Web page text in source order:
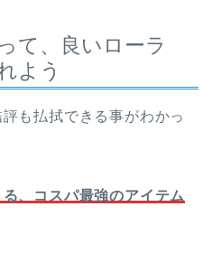
て、良いローラ
よう
も払拭できる事がわかっ
、コスパ最強のアイテム